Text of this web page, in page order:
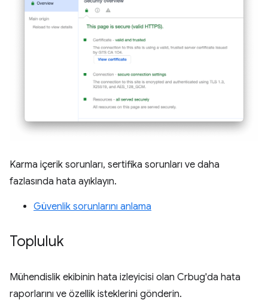
Karma içerik sorunları, sertifika sorunları ve daha
fazlasında hata ayıklayın.
Güvenlik sorunlarını anlama
Topluluk
Mühendislik ekibinin hata izleyicisi olan Crbug'da hata
raporlarını ve özellik isteklerini gönderin.